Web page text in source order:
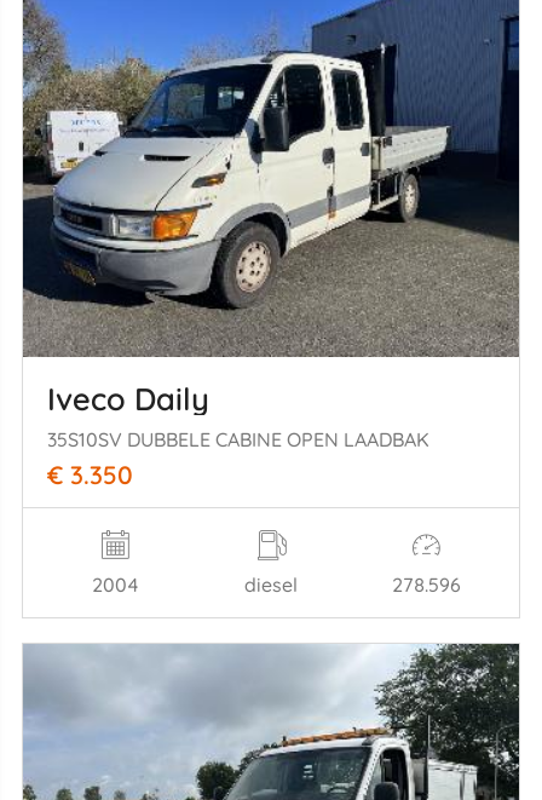
Iveco Daily
35S10SV DUBBELE CABINE OPEN LAADBAK
€ 3.350
2004 diesel 278.596